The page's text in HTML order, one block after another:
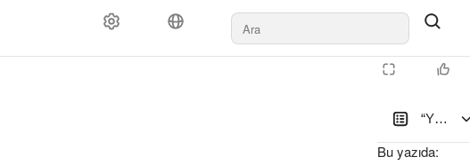
Bu yazıda: